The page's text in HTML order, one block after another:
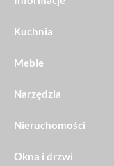
Kuchnia
Meble
Narzędzia
Nieruchomości
Okna i drzwi